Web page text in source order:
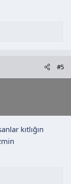
#5
kıtlığın